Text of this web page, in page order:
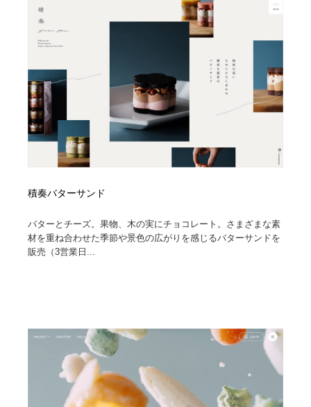
積奏バターサンド
バターとチーズ。果物、木の実にチョコレート。さまざまな素
材を重ね合わせた季節や景色の広がりを感じるバターサンドを
販売（3営業日...